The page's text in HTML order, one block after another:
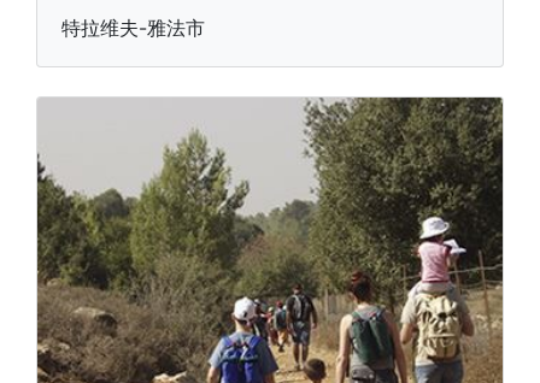
特拉维夫-雅法市